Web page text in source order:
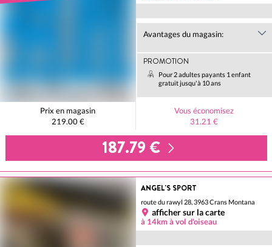
Avantages du magasin:
PROMOTION
Pour 2 adultes payants 1 enfant
gratuit jusqu'à 10 ans
Prix en magasin
219.00 €
Vous économisez
31.21 €
187.79 €
ANGEL'S SPORT
route du rawyl 28, 3963 Crans Montana
afficher sur la carte
à 14km à vol d'oiseau